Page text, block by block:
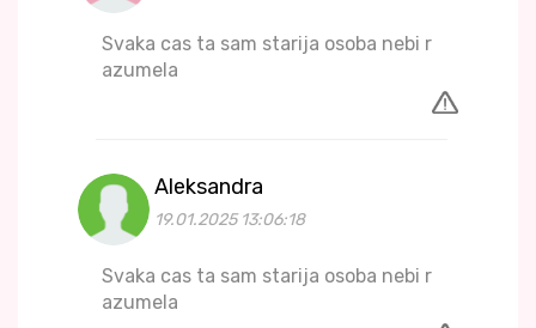
Svaka cas ta sam starija osoba nebi r
azumela
Aleksandra
19.01.2025 13:06:18
Svaka cas ta sam starija osoba nebi r
azumela